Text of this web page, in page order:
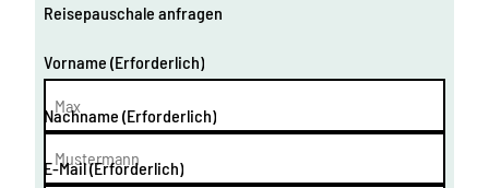
Reisepauschale anfragen
Vorname (Erforderlich)
Nachname (Erforderlich)
E-Mail(Erforderlich)